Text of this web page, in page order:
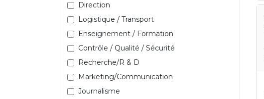
Direction
Logistique / Transport
Enseignement / Formation
Contrôle / Qualité / Sécurité
Recherche/R & D
Marketing/Communication
Journalisme